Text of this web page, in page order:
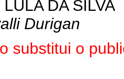
DA SILVA
Durigan
substitui o